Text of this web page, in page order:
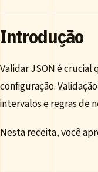
Introdução
Validar JSON é
configuração.
intervalos e regras de
Nesta receita, você